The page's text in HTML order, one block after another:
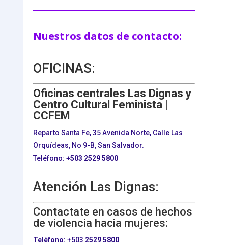
Nuestros datos de contacto:
OFICINAS:
Oficinas centrales Las Dignas y
Centro Cultural Feminista |
CCFEM
Reparto Santa Fe, 35 Avenida Norte, Calle Las
Orquídeas, No 9-B, San Salvador.
Teléfono: +503 2529 5800
Atención Las Dignas:
Contactate en casos de hechos
de violencia hacia mujeres:
Teléfono: +503 2529 5800